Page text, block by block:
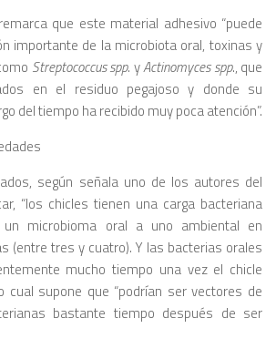
que este material adhesivo “puede
importante de la microbiota oral, toxinas y
Streptococcus spp. yActinomyces spp., que
en el residuo pegajoso y donde su
del tiempo ha recibido muy poca atención”.
según señala uno de los autores del
“los chicles tienen una carga bacteriana
microbioma oral a uno ambiental en
(entre tres y cuatro). Y las bacterias orales
mucho tiempo una vez el chicle
cual supone que “podrían ser vectores de
bastante tiempo después de ser